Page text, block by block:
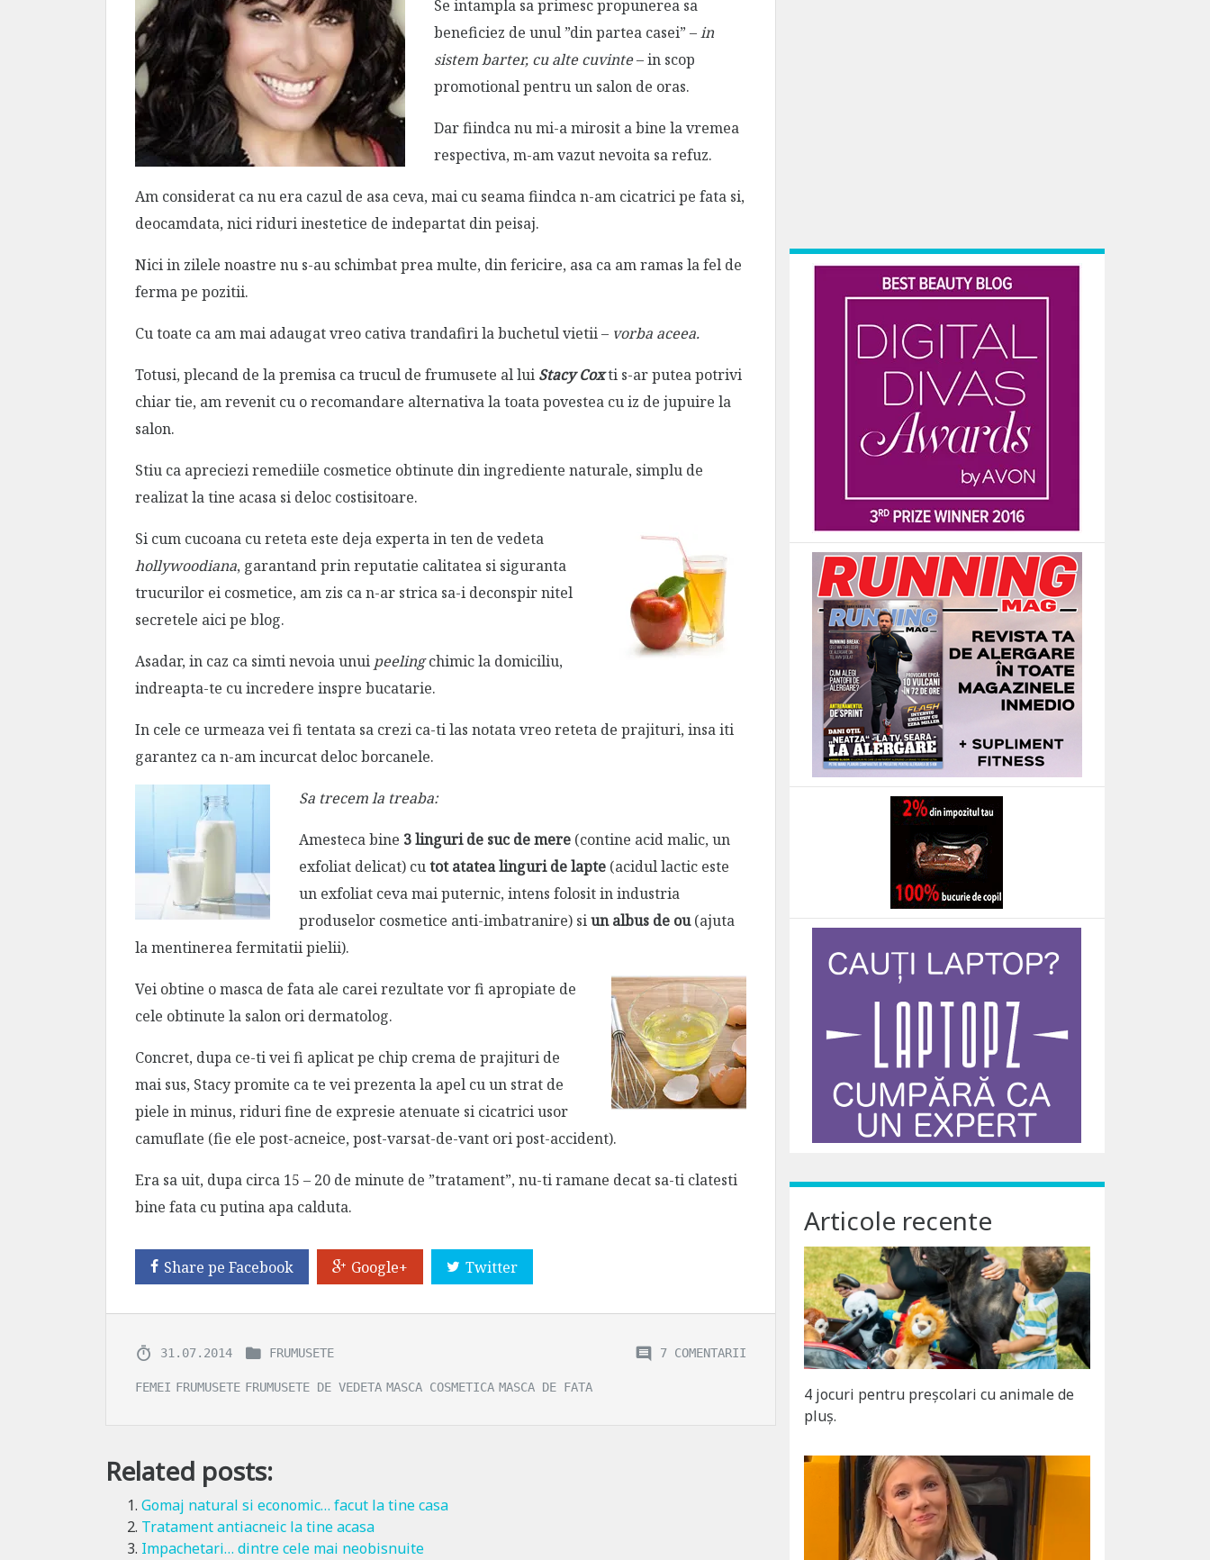
Se intampla sa primesc propunerea sa
beneficiez de unul ”din partea casei” –in
sistem barter, cu alte cuvinte– in scop
promotional pentru un salon de oras.
Dar fiindca nu mi-a mirosit a bine la vremea
respectiva, m-am vazut nevoita sa refuz.
Am considerat ca nu era cazul de asa ceva, mai cu seama fiindca n-am cicatrici pe fata si,
deocamdata, nici riduri inestetice de indepartat din peisaj.
Nici in zilele noastre nu s-au schimbat prea multe, din fericire, asa ca am ramas la fel de
ferma pe pozitii.
Cu toate ca am mai adaugat vreo cativa trandafiri la buchetul vietii – vorba aceea.
Totusi, plecand de la premisa ca trucul de frumusete al lui Stacy Coxti s-ar putea potrivi
chiar tie, am revenit cu o recomandare alternativa la toata povestea cu iz de jupuire la
salon.
Stiu ca apreciezi remediile cosmetice obtinute din ingrediente naturale, simplu de
realizat la tine acasa si deloc costisitoare.
Si cum cucoana cu reteta este deja experta in ten de vedeta
hollywoodiana, garantand prin reputatie calitatea si siguranta
trucurilor ei cosmetice, am zis ca n-ar strica sa-i deconspir nitel
secretele aici pe blog.
Asadar, in caz ca simti nevoia unui peelingchimic la domiciliu,
indreapta-te cu incredere inspre bucatarie.
In cele ce urmeaza vei fi tentata sa crezi ca-ti las notata vreo reteta de prajituri, insa iti
garantez ca n-am incurcat deloc borcanele.
Sa trecem la treaba:
Amesteca bine 3 linguri de suc de mere (contine acid malic, un
exfoliat delicat) cutot atatea linguri de lapte (acidul lactic este
un exfoliat ceva mai puternic, intens folosit in industria
produselor cosmetice anti-imbatranire) siun albus de ou(ajuta
la mentinerea fermitatii pielii).
Vei obtine o masca de fata ale carei rezultate vor fi apropiate de
cele obtinute la salon ori dermatolog.
Concret, dupa ce-ti vei fi aplicat pe chip crema de prajituri de
mai sus, Stacy promite ca te vei prezenta la apel cu un strat de
piele in minus, riduri fine de expresie atenuate si cicatrici usor
camuflate (fie ele post-acneice, post-varsat-de-vant ori post-accident).
Era sa uit, dupa circa 15 – 20 de minute de ”tratament”, nu-ti ramane decat sa-ti clatesti
bine fata cu putina apa calduta.
Share pe Facebook Google+ Twitter
31.07.2014 FRUMUSETE 7 COMENTARII
FEMEI FRUMUSETE FRUMUSETE DE VEDETA MASCA COSMETICA MASCA DE FATA
Related posts:
Gomaj natural si economic… facut la tine casa
Tratament antiacneic la tine acasa
Impachetari… dintre cele mai neobisnuite
Articole recente
4 jocuri pentru preșcolari cu animale de
pluș.